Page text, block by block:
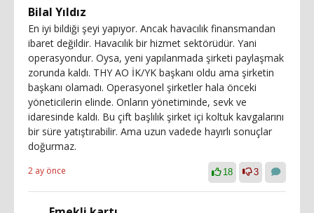
Bilal Yıldız
En iyi bildiği şeyi yapıyor. Ancak havacılık finansmandan
ibaret değildir. Havacılık bir hizmet sektörüdür. Yani
operasyondur. Oysa, yeni yapılanmada şirketi paylaşmak
zorunda kaldı. THY AO İK/YK başkanı oldu ama şirketin
başkanı olamadı. Operasyonel şirketler hala önceki
yöneticilerin elinde. Onların yönetiminde, sevk ve
idaresinde kaldı. Bu çift başlılık şirket içi koltuk kavgalarını
bir süre yatıştırabilir. Ama uzun vadede hayırlı sonuçlar
doğurmaz.
2 ay önce 18 3